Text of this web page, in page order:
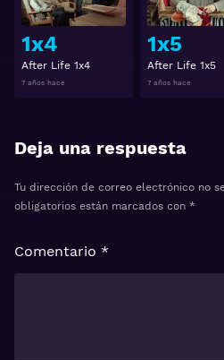
1x4
After Life 1x4
7 años hace
1x5
After Life 1x5
7 años hace
Deja una respuesta
Tu dirección de correo electrónico no
obligatorios están marcados con *
Comentario *